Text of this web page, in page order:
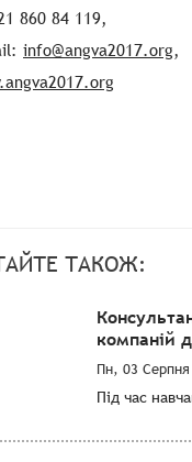
860 84 119,
info@angva2017.org,
ТАКОЖ:
компаній
Пн, 03
Під час